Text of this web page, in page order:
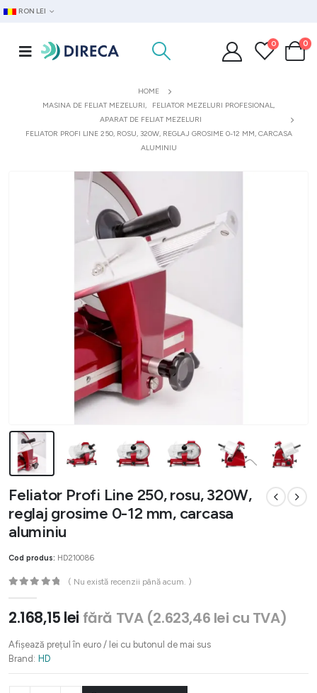
RON LEI
0 0
HOME
MASINA DE FELIAT MEZELURI, FELIATOR MEZELURI PROFESIONAL,
APARAT DE FELIAT MEZELURI
FELIATOR PROFI LINE 250, ROSU, 320W, REGLAJ GROSIME 0-12 MM, CARCASA
ALUMINIU
Feliator Profi Line 250, rosu, 320W,
reglaj grosime 0-12 mm, carcasa
aluminiu
Cod produs: HD210086
( Nu există recenzii până acum. )
2.168,15 lei fără TVA (2.623,46 lei cu TVA)
Afișează prețul în euro / lei cu butonul de mai sus
Brand: HD